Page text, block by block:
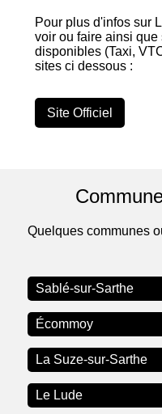
Pour plus d'infos sur
voir ou faire ainsi que
disponibles (Taxi,
sites ci dessous :
Site Officiel
Quelques communes
Sablé-sur-Sarthe
Écommoy
La Suze-sur-Sarthe
Le Lude